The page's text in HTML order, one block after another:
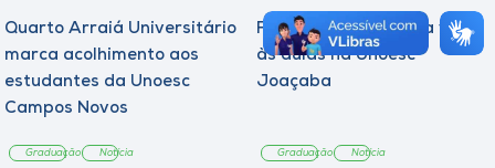
Quarto Arraiá Universitário
marca acolhimento aos
estudantes da Unoesc
Campos Novos
Graduação Notícia
Festa Julina marca a volta
às aulas na Unoesc
Joaçaba
Graduação Notícia